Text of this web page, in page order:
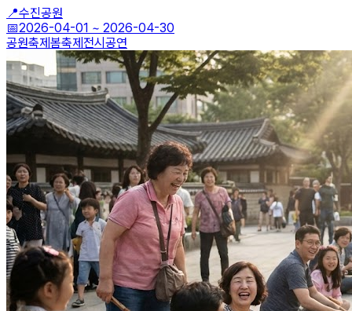
📍수진공원
📅2026-04-01 ~ 2026-04-30
공원축제봄축제전시공연